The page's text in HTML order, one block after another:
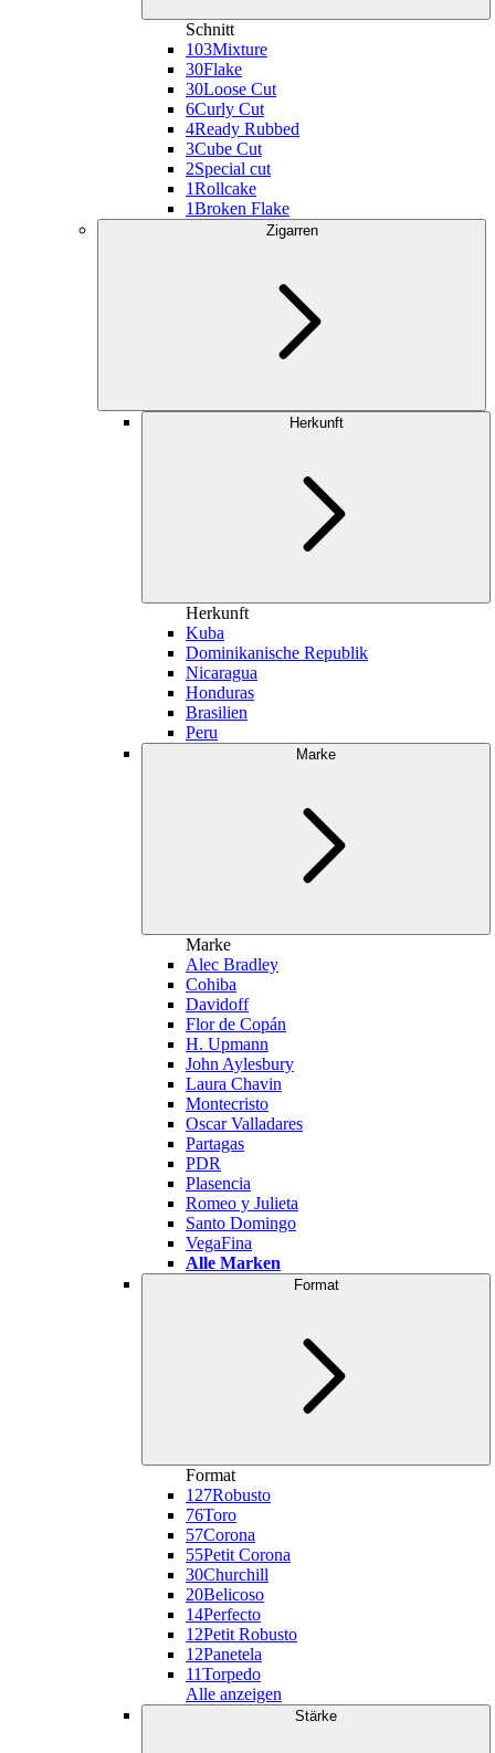
Schnitt
103Mixture
30Flake
30Loose Cut
6Curly Cut
4Ready Rubbed
3Cube Cut
2Special cut
1Rollcake
1Broken Flake
Zigarren
Herkunft
Herkunft
Kuba
Dominikanische Republik
Nicaragua
Honduras
Brasilien
Peru
Marke
Marke
Alec Bradley
Cohiba
Davidoff
Flor de Copán
H. Upmann
John Aylesbury
Laura Chavin
Montecristo
Oscar Valladares
Partagas
PDR
Plasencia
Romeo y Julieta
Santo Domingo
VegaFina
Alle Marken
Format
Format
127Robusto
76Toro
57Corona
55Petit Corona
30Churchill
20Belicoso
14Perfecto
12Petit Robusto
12Panetela
11Torpedo
Alle anzeigen
Stärke